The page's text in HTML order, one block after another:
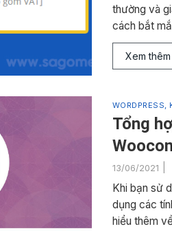
thường và
cách bắt
Xem thêm
WORDPRESS,
Tổng
13/06/2021
Khi bạn sử
dụng các
hiểu thêm